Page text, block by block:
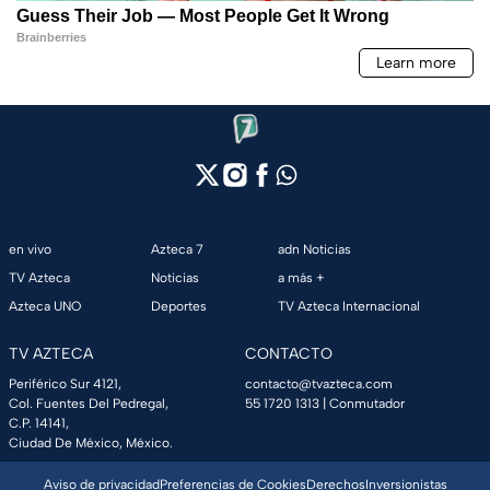
en vivo
TV Azteca
Azteca UNO
Azteca 7
Noticias
Deportes
adn Noticias
a más +
TV Azteca Internacional
TV AZTECA
Periférico Sur 4121,
Col. Fuentes Del Pedregal,
C.P. 14141,
Ciudad De México, México.
CONTACTO
contacto@tvazteca.com
55 1720 1313 | Conmutador
Aviso de privacidadPreferencias de CookiesDerechosInversionistas